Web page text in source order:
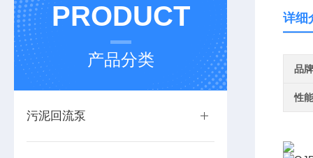
PRODUCT
产品分类
污泥回流泵
详细
品牌
性能